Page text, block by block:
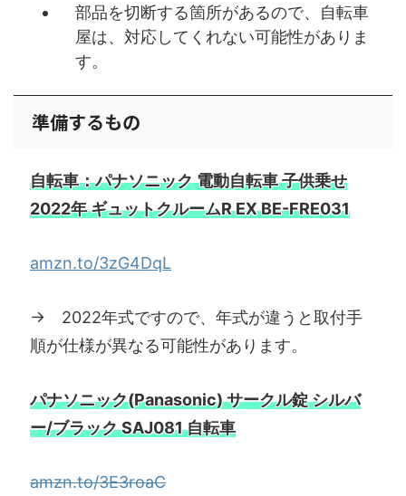
部品を切断する箇所があるので、自転車
屋は、対応してくれない可能性がありま
す。
準備するもの
自転車：パナソニック 電動自転車 子供乗せ
2022年 ギュットクルームR EX BE-FRE031
amzn.to/3zG4DqL
→ 2022年式ですので、年式が違うと取付手
順が仕様が異なる可能性があります。
パナソニック(Panasonic) サークル錠 シルバ
ー/ブラック SAJ081 自転車
amzn.to/3E3roaC